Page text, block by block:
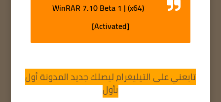
WinRAR 7.10 Beta 1 | (x64)
[Activated]
تابعني على التيليغرام ليصلك جديد المدونة أول
بأول